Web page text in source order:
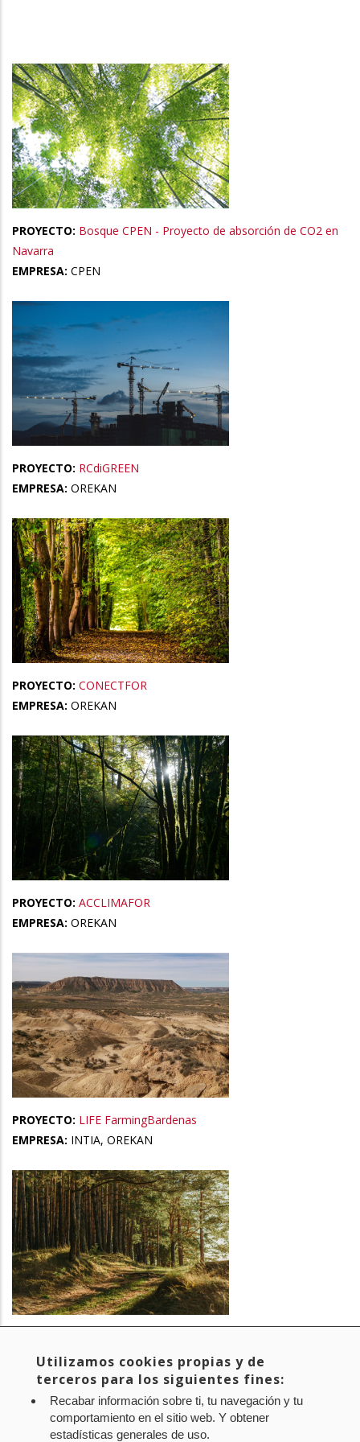
PROYECTO: Bosque CPEN - Proyecto de absorción de CO2 en
Navarra
EMPRESA: CPEN
PROYECTO: RCdiGREEN
EMPRESA: OREKAN
PROYECTO: CONECTFOR
EMPRESA: OREKAN
PROYECTO: ACCLIMAFOR
EMPRESA: OREKAN
PROYECTO: LIFE FarmingBardenas
EMPRESA: INTIA, OREKAN
EMPRESA:OREKAN
PaginaciónPágina
1 Page
2 Page
3
Siguiente
››
Última
Last »
Utilizamos cookies propias y de
terceros para los siguientes fines:
Recabar información sobre ti, tu navegación y tu
comportamiento en el sitio web. Y obtener
estadísticas generales de uso.